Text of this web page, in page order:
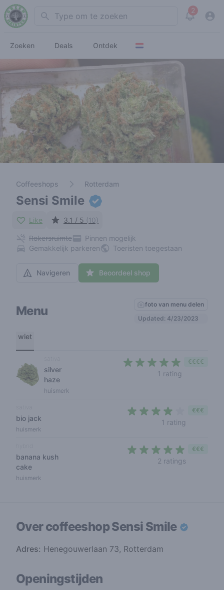
Search 2
View
Zoeken Deals Ontdek
Coffeeshops Rotterdam
Sensi Smile
Like 3.1 / 5 (10)
Rokersruimte
Pinnen mogelijk
Gemakkelijk parkeren
Toeristen toegestaan
Navigeren Beoordeel shop
Menu
foto van menu delen
Updated: 4/23/2023
wiet
silver
haze
huismerk
1 rating
€€€€
bio jack
huismerk
1 rating
€€€
banana kush
cake
huismerk
2 ratings
€€€
Over coffeeshopSensi Smile
Adres: Henegouwerlaan 73, Rotterdam
Openingstijden